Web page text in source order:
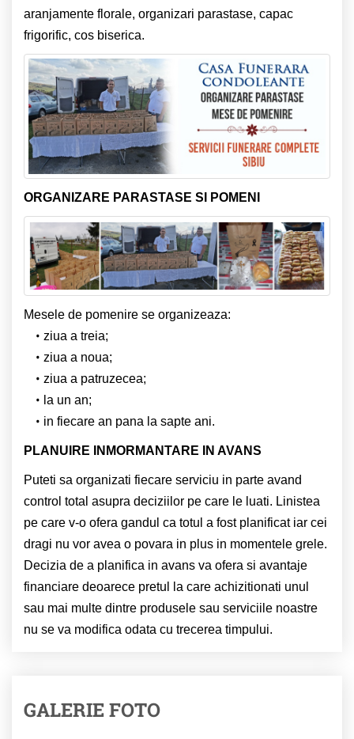
aranjamente florale, organizari parastase, capac
frigorific, cos biserica.
ORGANIZARE PARASTASE SI POMENI
Mesele de pomenire se organizeaza:
ziua a treia;
ziua a noua;
ziua a patruzecea;
la un an;
in fiecare an pana la sapte ani.
PLANUIRE INMORMANTARE IN AVANS
Puteti sa organizati fiecare serviciu in parte avand
control total asupra deciziilor pe care le luati. Linistea
pe care v-o ofera gandul ca totul a fost planificat iar cei
dragi nu vor avea o povara in plus in momentele grele.
Decizia de a planifica in avans va ofera si avantaje
financiare deoarece pretul la care achizitionati unul
sau mai multe dintre produsele sau serviciile noastre
nu se va modifica odata cu trecerea timpului.
GALERIE FOTO